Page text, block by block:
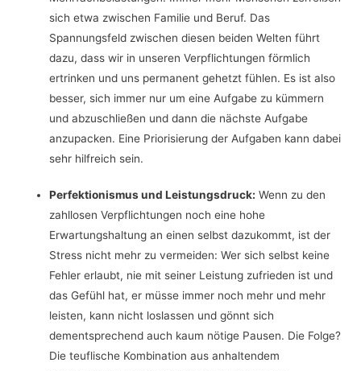
sich etwa zwischen Familie und Beruf. Das
Spannungsfeld zwischen diesen beiden Welten führt
dazu, dass wir in unseren Verpflichtungen förmlich
ertrinken und uns permanent gehetzt fühlen. Es ist also
besser, sich immer nur um eine Aufgabe zu kümmern
und abzuschließen und dann die nächste Aufgabe
anzupacken. Eine Priorisierung der Aufgaben kann dabei
sehr hilfreich sein.
Perfektionismus und Leistungsdruck: Wenn zu den
zahllosen Verpflichtungen noch eine hohe
Erwartungshaltung an einen selbst dazukommt, ist der
Stress nicht mehr zu vermeiden: Wer sich selbst keine
Fehler erlaubt, nie mit seiner Leistung zufrieden ist und
das Gefühl hat, er müsse immer noch mehr und mehr
leisten, kann nicht loslassen und gönnt sich
dementsprechend auch kaum nötige Pausen. Die Folge?
Die teuflische Kombination aus anhaltendem